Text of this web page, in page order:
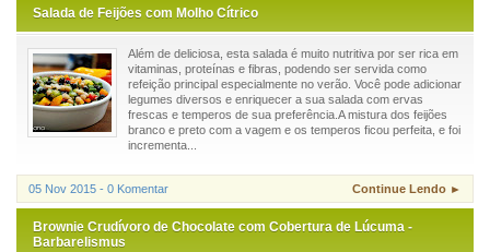
Salada de Feijões com Molho Cítrico
Além de deliciosa, esta salada é muito nutritiva por ser rica em
vitaminas, proteínas e fibras, podendo ser servida como
refeição principal especialmente no verão. Você pode adicionar
legumes diversos e enriquecer a sua salada com ervas
frescas e temperos de sua preferência.A mistura dos feijões
branco e preto com a vagem e os temperos ficou perfeita, e foi
incrementa...
05 Nov 2015 - 0 Komentar Continue Lendo ►
Brownie Crudívoro de Chocolate com Cobertura de Lúcuma -
Barbarelismus